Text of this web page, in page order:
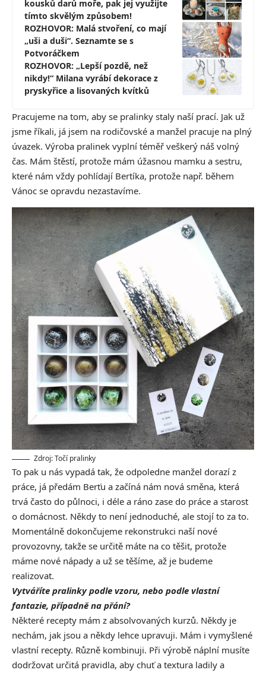
kousků darů moře, pak jej využijte
tímto skvělým způsobem!
ROZHOVOR: Malá stvoření, co mají
„uši a duši“. Seznamte se s
Potvoráčkem
ROZHOVOR: „Lepší pozdě, než
nikdy!“ Milana vyrábí dekorace z
pryskyřice a lisovaných kvítků
Pracujeme na tom, aby se pralinky staly naší prací. Jak už
jsme říkali, já jsem na rodičovské a manžel pracuje na plný
úvazek. Výroba pralinek vyplní téměř veškerý náš volný
čas. Mám štěstí, protože mám úžasnou mamku a sestru,
které nám vždy pohlídají Bertíka, protože např. během
Vánoc se opravdu nezastavíme.
Zdroj: Točí pralinky
To pak u nás vypadá tak, že odpoledne manžel dorazí z
práce, já předám Berťu a začíná nám nová směna, která
trvá často do půlnoci, i déle a ráno zase do práce a starost
o domácnost. Někdy to není jednoduché, ale stojí to za to.
Momentálně dokončujeme rekonstrukci naší nové
provozovny, takže se určitě máte na co těšit, protože
máme nové nápady a už se těšíme, až je budeme
realizovat.
Vytváříte pralinky podle vzoru, nebo podle vlastní
fantazie, případně na přání?
Některé recepty mám z absolvovaných kurzů. Někdy je
nechám, jak jsou a někdy lehce upravuji. Mám i vymyšlené
vlastní recepty. Různě kombinuji. Při výrobě náplní musíte
dodržovat určitá pravidla, aby chuť a textura ladily a